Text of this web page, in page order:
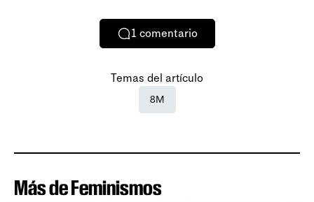
1 comentario
Temas del artículo
8M
Más de Feminismos